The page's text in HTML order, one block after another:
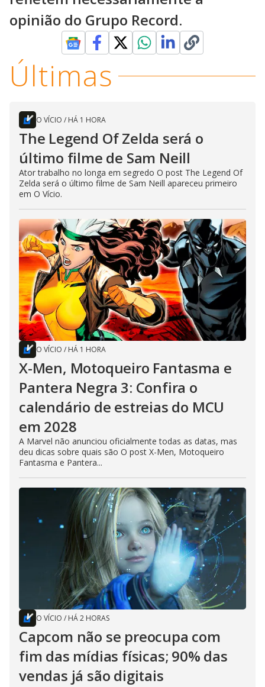
opinião do Grupo Record.
Últimas
O VÍCIO / HÁ 1 HORA
The Legend Of Zelda será o
último filme de Sam Neill
Ator trabalho no longa em segredo O post The Legend Of
Zelda será o último filme de Sam Neill apareceu primeiro
em O Vício.
O VÍCIO / HÁ 1 HORA
X-Men, Motoqueiro Fantasma e
Pantera Negra 3: Confira o
calendário de estreias do MCU
em 2028
A Marvel não anunciou oficialmente todas as datas, mas
deu dicas sobre quais são O post X-Men, Motoqueiro
Fantasma e Pantera...
O VÍCIO / HÁ 2 HORAS
Capcom não se preocupa com
fim das mídias físicas; 90% das
vendas já são digitais